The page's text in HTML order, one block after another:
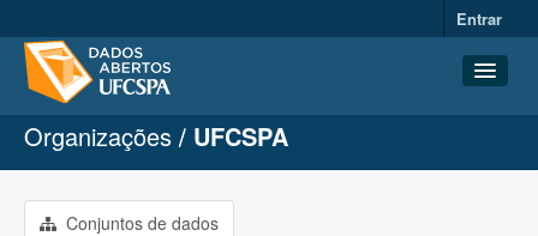
Entrar
Conjuntos de dados
Organizações
Grupos
Organizações UFCSPA
Conjuntos de dados